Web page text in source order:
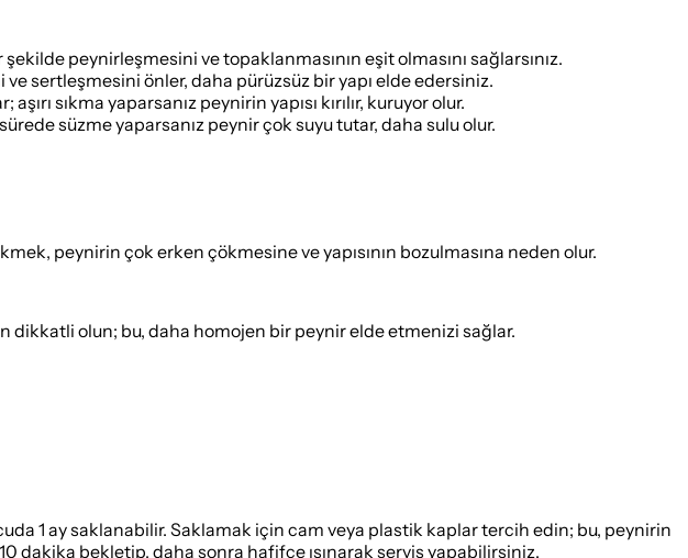
peynirleşmesini ve topaklanmasının eşit olmasını sağlarsınız.
ve sertleşmesini önler, daha pürüzsüz bir yapı elde edersiniz.
sıkma yaparsanız peynirin yapısı kırılır, kuruyor olur.
süzme yaparsanız peynir çok suyu tutar, daha sulu olur.
peynirin çok erken çökmesine ve yapısının bozulmasına neden olur.
dikkatli olun; bu, daha homojen bir peynir elde etmenizi sağlar.
1 ay saklanabilir. Saklamak için cam veya plastik kaplar tercih edin; bu, peynirin
dakika bekletip, daha sonra hafifçe ısınarak servis yapabilirsiniz.